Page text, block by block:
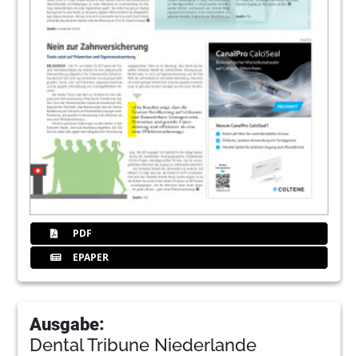
PDF
EPAPER
Ausgabe:
Dental Tribune Niederlande